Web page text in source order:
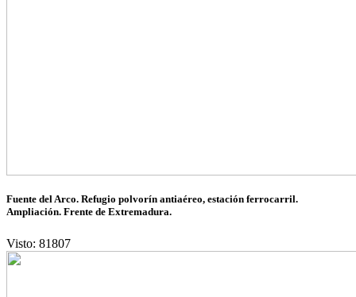
Fuente del Arco. Refugio polvorín antiaéreo, estación ferrocarril.
Ampliación. Frente de Extremadura.
Visto: 81807